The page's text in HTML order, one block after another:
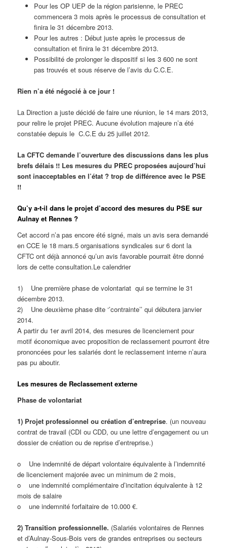
Pour les OP UEP de la région parisienne, le PREC
commencera 3 mois après le processus de consultation et
finira le 31 décembre 2013.
Pour les autres : Début juste après le processus de
consultation et finira le 31 décembre 2013.
Possibilité de prolonger le dispositif si les 3 600 ne sont
pas trouvés et sous réserve de l’avis du C.C.E.
Rien n’a été négocié à ce jour !
La Direction a juste décidé de faire une réunion, le 14 mars 2013,
pour relire le projet PREC. Aucune évolution majeure n’a été
constatée depuis le C.C.E du 25 juillet 2012.
La CFTC demande l’ouverture des discussions dans les plus
brefs délais !! Les mesures du PREC proposées aujourd’hui
sont inacceptables en l’état ? trop de différence avec le PSE
!!
Qu’y a-t-il dans le projet d’accord des mesures du PSE sur
Aulnay et Rennes ?
Cet accord n’a pas encore été signé, mais un avis sera demandé
en CCE le 18 mars.5 organisations syndicales sur 6 dont la
CFTC ont déjà annoncé qu’un avis favorable pourrait être donné
lors de cette consultation.Le calendrier
1) Une première phase de volontariat qui se termine le 31
décembre 2013.
2) Une deuxième phase dite ‘’contrainte’’ qui débutera janvier
2014.
A partir du 1er avril 2014, des mesures de licenciement pour
motif économique avec proposition de reclassement pourront être
prononcées pour les salariés dont le reclassement interne n’aura
pas pu aboutir.
Les mesures de Reclassement externe
Phase de volontariat
1) Projet professionnel ou création d’entreprise. (un nouveau
contrat de travail (CDI ou CDD, ou une lettre d’engagement ou un
dossier de création ou de reprise d’entreprise.)
o Une indemnité de départ volontaire équivalente à l’indemnité
de licenciement majorée avec un minimum de 2 mois,
o une indemnité complémentaire d’incitation équivalente à 12
mois de salaire
o une indemnité forfaitaire de 10.000 €.
2) Transition professionnelle. (Salariés volontaires de Rennes
et d’Aulnay-Sous-Bois vers de grandes entreprises ou secteurs